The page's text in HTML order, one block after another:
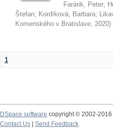
Farárik, Peter;
Štefan; Kordíková, Barbara;
Komenského v Bratislave, 2020)
1
DSpace software copyright © 2002-2016
Contact Us
Send Feedback